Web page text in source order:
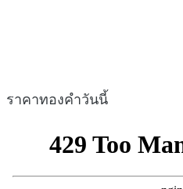
ราคาทองคำวันนี้